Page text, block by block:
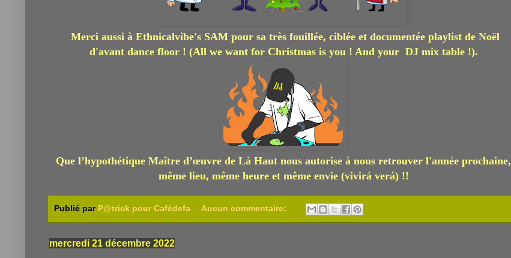
Merci aussi à Ethnicalvibe's SAM pour sa très fouillée, ciblée et documentée playlist de Noël
d'avant dance floor ! (All we want for Christmas is you ! And your DJ mix table !).
Que l’hypothétique Maître d’œuvre de Là Haut nous autorise à nous retrouver l'année prochaine,
même lieu, même heure et même envie (vivirá verá)!!
Publié par P@trick pour Cafédefa Aucun commentaire:
mercredi 21 décembre 2022